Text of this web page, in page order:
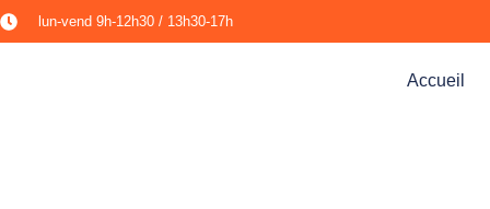
lun-vend 9h-12h30 / 13h30-17h​
Accueil